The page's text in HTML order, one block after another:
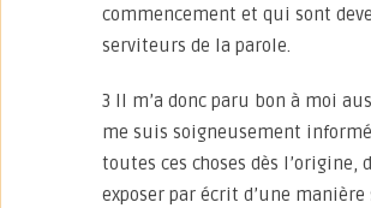
commencement et qui sont
serviteurs de la parole.
3 Il m’a donc paru bon à moi
me suis soigneusement
toutes ces choses dès l’origine,
exposer par écrit d’une